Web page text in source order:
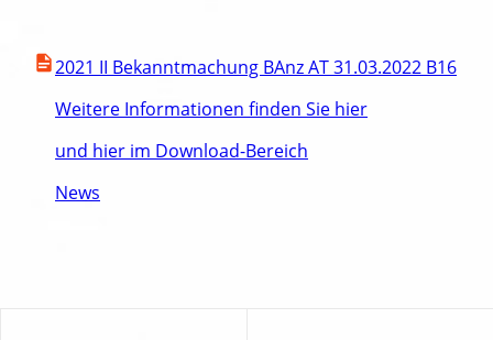
2021 II Bekanntmachung BAnz AT 31.03.2022 B16
Weitere Informationen finden Sie hier
und hier im Download-Bereich
News